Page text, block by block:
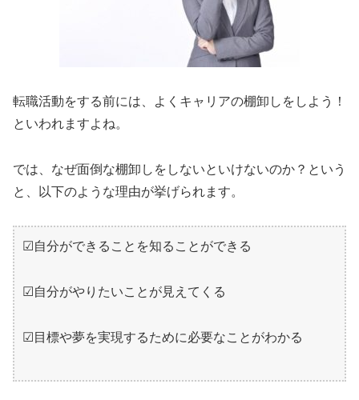
転職活動をする前には、よくキャリアの棚卸しをしよう！
といわれますよね。
では、なぜ面倒な棚卸しをしないといけないのか？という
と、以下のような理由が挙げられます。
☑自分ができることを知ることができる
☑自分がやりたいことが見えてくる
☑目標や夢を実現するために必要なことがわかる